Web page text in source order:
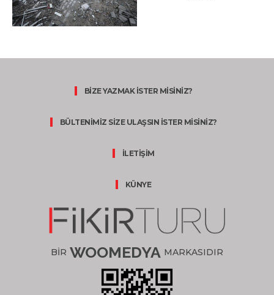
BİZE YAZMAK İSTER MİSİNİZ?
BÜLTENİMİZ SİZE ULAŞSIN İSTER MİSİNİZ?
İLETİŞİM
KÜNYE
BİR WOOMEDYA MARKASIDIR